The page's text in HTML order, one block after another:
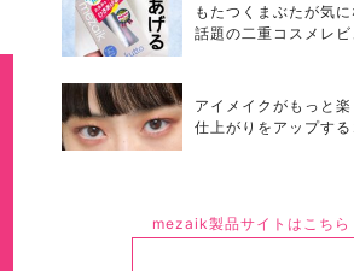
もたつくまぶたが気に
話題の二重コスメレビ
アイメイクがもっと楽
仕上がりをアップする
mezaik製品サイトはこちら